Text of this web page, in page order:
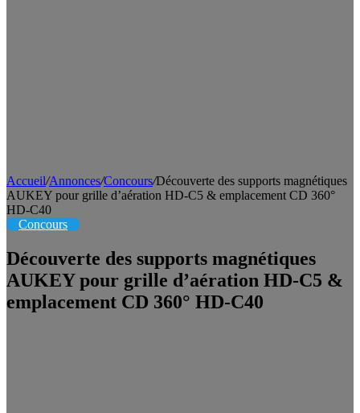
Accueil/Annonces/Concours/Découverte des supports magnétiques
AUKEY pour grille d’aération HD-C5 & emplacement CD 360°
HD-C40
Concours
Découverte des supports magnétiques
AUKEY pour grille d’aération HD-C5 &
emplacement CD 360° HD-C40